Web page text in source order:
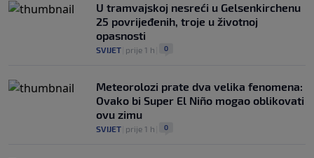
U tramvajskoj nesreći u Gelsenkirchenu
25 povrijeđenih, troje u životnoj
opasnosti
SVIJET prije 1 h 0
Meteorolozi prate dva velika fenomena:
Ovako bi Super El Niño mogao oblikovati
ovu zimu
SVIJET prije 1 h 0